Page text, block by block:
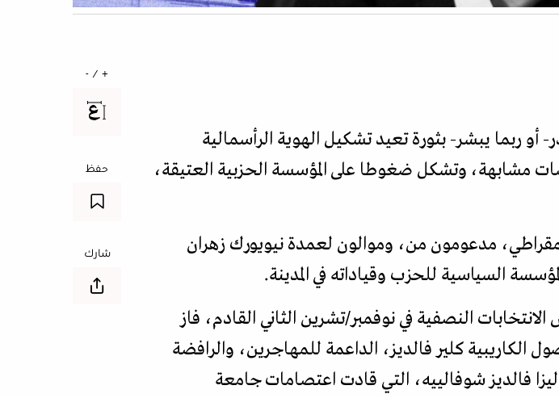
أو ربما يبشر- بثورة تعيد تشكيل الهوية الرأسمالية
مشابهة، وتشكل ضغوطا على المؤسسة الحزبية العتيقة،
مدعومون من، وموالون لعمدة نيويورك زهران
السياسية للحزب وقياداته في المدينة.
النصفية في نوفمبر/تشرين الثاني القادم، فاز
الكاريبية كلير فالديز، الداعمة للمهاجرين، والرافضة
فالديز شوفالييه، التي قادت اعتصامات جامعة
+ / -
حفظ
شارك